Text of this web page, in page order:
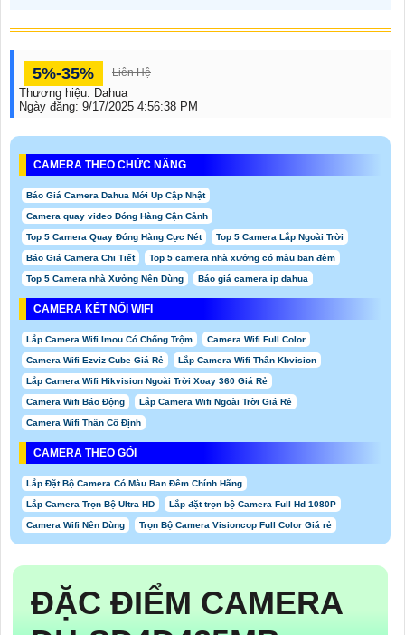
5%-35% Liên Hệ
Thương hiệu: Dahua
Ngày đăng: 9/17/2025 4:56:38 PM
CAMERA THEO CHỨC NĂNG
Báo Giá Camera Dahua Mới Up Cập Nhật
Camera quay video Đóng Hàng Cận Cảnh
Top 5 Camera Quay Đóng Hàng Cực Nét Top 5 Camera Lắp Ngoài Trời
Báo Giá Camera Chi Tiết Top 5 camera nhà xưởng có màu ban đêm
Top 5 Camera nhà Xưởng Nên Dùng Báo giá camera ip dahua
CAMERA KẾT NỐI WIFI
Lắp Camera Wifi Imou Có Chống Trộm Camera Wifi Full Color
Camera Wifi Ezviz Cube Giá Rẻ Lắp Camera Wifi Thân Kbvision
Lắp Camera Wifi Hikvision Ngoài Trời Xoay 360 Giá Rẻ
Camera Wifi Báo Động Lắp Camera Wifi Ngoài Trời Giá Rẻ
Camera Wifi Thân Cố Định
CAMERA THEO GÓI
Lắp Đặt Bộ Camera Có Màu Ban Đêm Chính Hãng
Lắp Camera Trọn Bộ Ultra HD Lắp đặt trọn bộ Camera Full Hd 1080P
Camera Wifi Nên Dùng Trọn Bộ Camera Visioncop Full Color Giá rẻ
ĐẶC ĐIỂM CAMERA